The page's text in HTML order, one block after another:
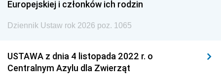
Europejskiej i członków ich rodzin
Dziennik Ustaw rok 2026 poz. 1065
USTAWA z dnia 4 listopada 2022 r. o
Centralnym Azylu dla Zwierząt